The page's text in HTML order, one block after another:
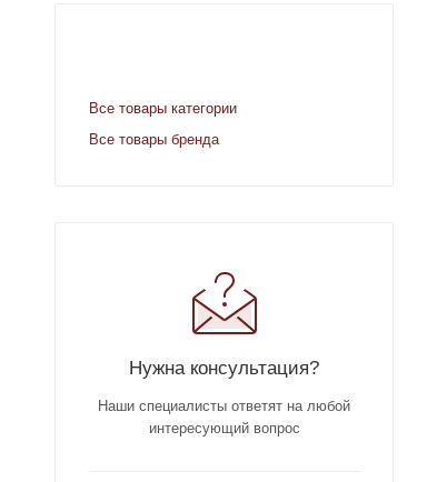
Все товары категории
Все товары бренда
Нужна консультация?
Наши специалисты ответят на любой
интересующий вопрос